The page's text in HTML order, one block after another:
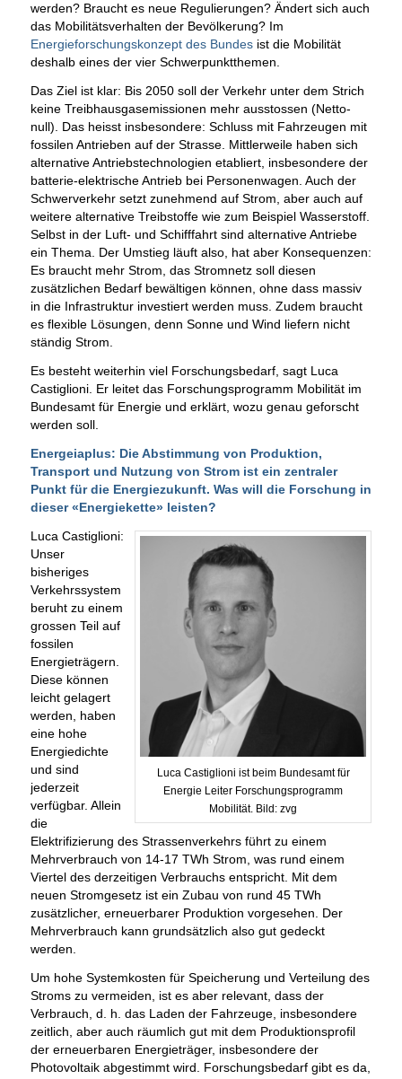
werden? Braucht es neue Regulierungen? Ändert sich auch
das Mobilitätsverhalten der Bevölkerung? Im
Energieforschungskonzept des Bundesist die Mobilität
deshalb eines der vier Schwerpunktthemen.
Das Ziel ist klar: Bis 2050 soll der Verkehr unter dem Strich
keine Treibhausgasemissionen mehr ausstossen (Netto-
null). Das heisst insbesondere: Schluss mit Fahrzeugen mit
fossilen Antrieben auf der Strasse. Mittlerweile haben sich
alternative Antriebstechnologien etabliert, insbesondere der
batterie-elektrische Antrieb bei Personenwagen. Auch der
Schwerverkehr setzt zunehmend auf Strom, aber auch auf
weitere alternative Treibstoffe wie zum Beispiel Wasserstoff.
Selbst in der Luft- und Schifffahrt sind alternative Antriebe
ein Thema. Der Umstieg läuft also, hat aber Konsequenzen:
Es braucht mehr Strom, das Stromnetz soll diesen
zusätzlichen Bedarf bewältigen können, ohne dass massiv
in die Infrastruktur investiert werden muss. Zudem braucht
es flexible Lösungen, denn Sonne und Wind liefern nicht
ständig Strom.
Es besteht weiterhin viel Forschungsbedarf, sagt Luca
Castiglioni. Er leitet das Forschungsprogramm Mobilität im
Bundesamt für Energie und erklärt, wozu genau geforscht
werden soll.
Energeiaplus: Die Abstimmung von Produktion,
Transport und Nutzung von Strom ist ein zentraler
Punkt für die Energiezukunft. Was will die Forschung in
dieser «Energiekette» leisten?
Luca Castiglioni ist beim Bundesamt für
Energie Leiter Forschungsprogramm
Mobilität. Bild: zvg
Luca Castiglioni:
Unser
bisheriges
Verkehrssystem
beruht zu einem
grossen Teil auf
fossilen
Energieträgern.
Diese können
leicht gelagert
werden, haben
eine hohe
Energiedichte
und sind
jederzeit
verfügbar. Allein
die
Elektrifizierung des Strassenverkehrs führt zu einem
Mehrverbrauch von 14-17 TWh Strom, was rund einem
Viertel des derzeitigen Verbrauchs entspricht. Mit dem
neuen Stromgesetz ist ein Zubau von rund 45 TWh
zusätzlicher, erneuerbarer Produktion vorgesehen. Der
Mehrverbrauch kann grundsätzlich also gut gedeckt
werden.
Um hohe Systemkosten für Speicherung und Verteilung des
Stroms zu vermeiden, ist es aber relevant, dass der
Verbrauch, d. h. das Laden der Fahrzeuge, insbesondere
zeitlich, aber auch räumlich gut mit dem Produktionsprofil
der erneuerbaren Energieträger, insbesondere der
Photovoltaik abgestimmt wird. Forschungsbedarf gibt es da,